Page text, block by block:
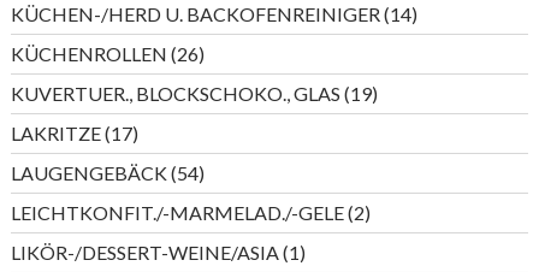
KÜCHEN-/HERD U. BACKOFENREINIGER 1414
Produkte
KÜCHENROLLEN 2626
Produkte
KUVERTUER., BLOCKSCHOKO., GLAS 1919
Produkte
LAKRITZE 1717
Produkte
LAUGENGEBÄCK 5454
Produkte
LEICHTKONFIT./-MARMELAD./-GELE 22
Produkte
LIKÖR-/DESSERT-WEINE/ASIA 11